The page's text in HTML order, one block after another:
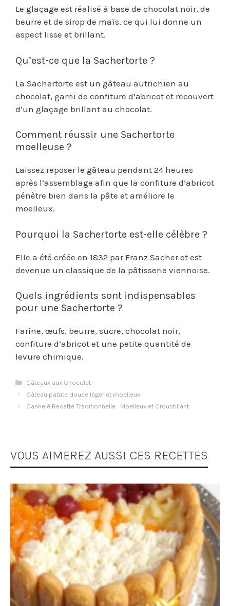
Le glaçage est réalisé à base de chocolat noir, de
beurre et de sirop de maïs, ce qui lui donne un
aspect lisse et brillant.
Qu’est-ce que la Sachertorte ?
La Sachertorte est un gâteau autrichien au
chocolat, garni de confiture d’abricot et recouvert
d’un glaçage brillant au chocolat.
Comment réussir une Sachertorte
moelleuse ?
Laissez reposer le gâteau pendant 24 heures
après l’assemblage afin que la confiture d’abricot
pénètre bien dans la pâte et améliore le
moelleux.
Pourquoi la Sachertorte est-elle célèbre ?
Elle a été créée en 1832 par Franz Sacher et est
devenue un classique de la pâtisserie viennoise.
Quels ingrédients sont indispensables
pour une Sachertorte ?
Farine, œufs, beurre, sucre, chocolat noir,
confiture d’abricot et une petite quantité de
levure chimique.
Catégories
Gâteaux aux Chocolat
Gâteau patate douce léger et moelleux
Cannelé Recette Traditionnelle : Moelleux et Croustillant
VOUS AIMEREZ AUSSI CES RECETTES